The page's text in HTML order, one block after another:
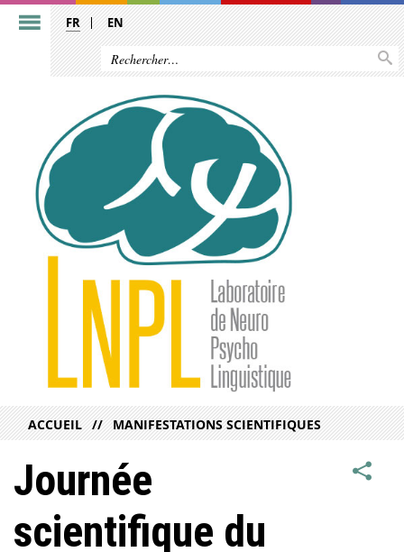
FR EN
ACCUEIL MANIFESTATIONS SCIENTIFIQUES
Journée
scientifique du